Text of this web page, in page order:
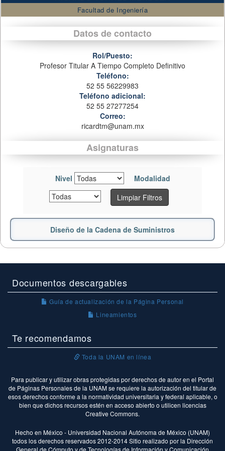
Facultad de Ingeniería
Datos de contacto
Rol/Puesto:
Profesor Titular A Tiempo Completo Definitivo
Teléfono:
52 55 56229983
Teléfono adicional:
52 55 27277254
Correo:
ricardtm@unam.mx
Asignaturas
Nivel
Modalidad
Limpiar Filtros
Diseño de la Cadena de Suministros
Documentos descargables
Guía de actualización de la Página Personal
Lineamientos
Te recomendamos
Toda la UNAM en línea
Para publicar y utilizar obras protegidas por derechos de autor en el Portal
de Páginas Personales de la UNAM se requiere la autorización del titular de
esos derechos conforme a la normatividad universitaria y federal aplicable, o
bien que dichos recursos estén en acceso abierto o utilicen licencias
Creative Commons.
Hecho en México - Universidad Nacional Autónoma de México (UNAM)
todos los derechos reservados 2012-2014 Sitio realizado por la Dirección